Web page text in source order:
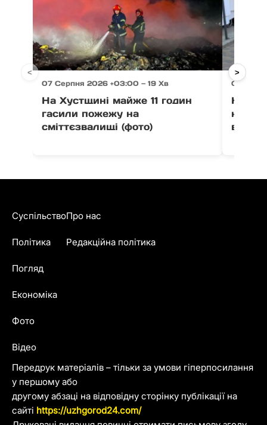
07 Серпня 2026 +03:00 — 19 Хв
На Хустщині майже 11 годин
гасили пожежу на
сміттєзвалищі (фото)
07
На
< >
Передрук матеріалів – тільки за умови гіперпосилання
у першому або
другому абзаці на відповідну сторінку публікації на
сайті https://uzhgorod24.com/
Суспільство
Політика
Погляд
Економіка
Фото
Відео
Про нас
Редакційна політика